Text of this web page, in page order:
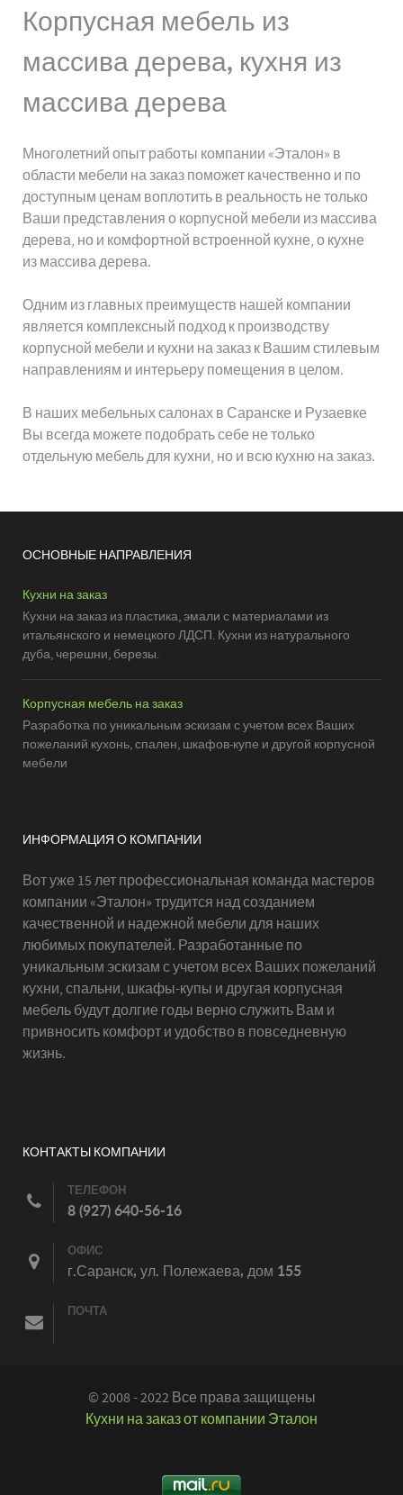
Корпусная мебель из
массива дерева, кухня из
массива дерева
Многолетний опыт работы компании «Эталон» в
области мебели на заказ поможет качественно и по
доступным ценам воплотить в реальность не только
Ваши представления о корпусной мебели из массива
дерева, но и комфортной встроенной кухне, о кухне
из массива дерева.
Одним из главных преимуществ нашей компании
является комплексный подход к производству
корпусной мебели и кухни на заказ к Вашим стилевым
направлениям и интерьеру помещения в целом.
В наших мебельных салонах в Саранске и Рузаевке
Вы всегда можете подобрать себе не только
отдельную мебель для кухни, но и всю кухню на заказ.
ОСНОВНЫЕ НАПРАВЛЕНИЯ
Кухни на заказ
Кухни на заказ из пластика, эмали с материалами из
итальянского и немецкого ЛДСП. Кухни из натурального
дуба, черешни, березы.
Корпусная мебель на заказ
Разработка по уникальным эскизам с учетом всех Ваших
пожеланий кухонь, спален, шкафов-купе и другой корпусной
мебели
ИНФОРМАЦИЯ О КОМПАНИИ
Вот уже 15 лет профессиональная команда мастеров
компании «Эталон» трудится над созданием
качественной и надежной мебели для наших
любимых покупателей. Разработанные по
уникальным эскизам с учетом всех Ваших пожеланий
кухни, спальни, шкафы-купы и другая корпусная
мебель будут долгие годы верно служить Вам и
привносить комфорт и удобство в повседневную
жизнь.
КОНТАКТЫ КОМПАНИИ
ТЕЛЕФОН
8 (927) 640-56-16
ОФИС
г.Саранск, ул. Полежаева, дом 155
ПОЧТА
© 2008 - 2022 Все права защищены
Кухни на заказ от компании Эталон